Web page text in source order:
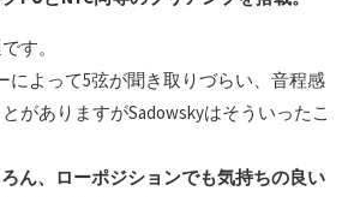
す。
によって5弦が聞き取りづらい、音程感
がありますがSadowskyはそういったこ
ん、ローポジションでも気持ちの良い